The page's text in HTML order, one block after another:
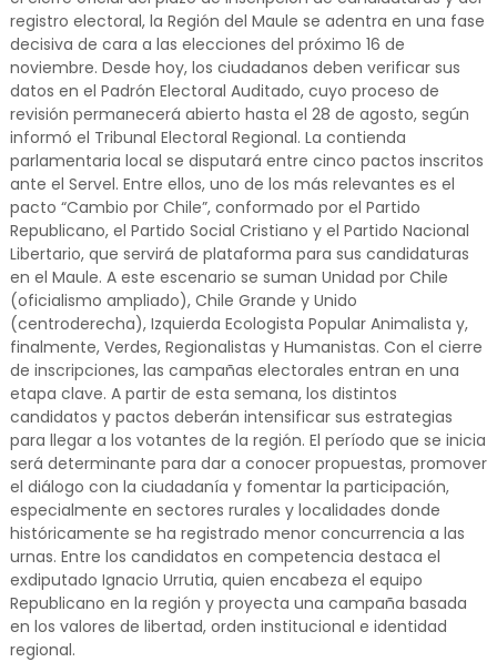
registro electoral, la Región del Maule se adentra en una fase
decisiva de cara a las elecciones del próximo 16 de
noviembre. Desde hoy, los ciudadanos deben verificar sus
datos en el Padrón Electoral Auditado, cuyo proceso de
revisión permanecerá abierto hasta el 28 de agosto, según
informó el Tribunal Electoral Regional. La contienda
parlamentaria local se disputará entre cinco pactos inscritos
ante el Servel. Entre ellos, uno de los más relevantes es el
pacto “Cambio por Chile”, conformado por el Partido
Republicano, el Partido Social Cristiano y el Partido Nacional
Libertario, que servirá de plataforma para sus candidaturas
en el Maule. A este escenario se suman Unidad por Chile
(oficialismo ampliado), Chile Grande y Unido
(centroderecha), Izquierda Ecologista Popular Animalista y,
finalmente, Verdes, Regionalistas y Humanistas. Con el cierre
de inscripciones, las campañas electorales entran en una
etapa clave. A partir de esta semana, los distintos
candidatos y pactos deberán intensificar sus estrategias
para llegar a los votantes de la región. El período que se inicia
será determinante para dar a conocer propuestas, promover
el diálogo con la ciudadanía y fomentar la participación,
especialmente en sectores rurales y localidades donde
históricamente se ha registrado menor concurrencia a las
urnas. Entre los candidatos en competencia destaca el
exdiputado Ignacio Urrutia, quien encabeza el equipo
Republicano en la región y proyecta una campaña basada
en los valores de libertad, orden institucional e identidad
regional.